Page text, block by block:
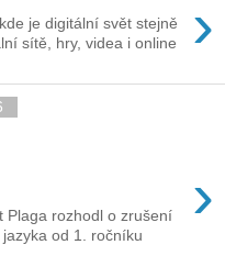
›
je digitální svět stejně
sítě, hry, videa i online
›
Plaga rozhodl o zrušení
od 1. ročníku